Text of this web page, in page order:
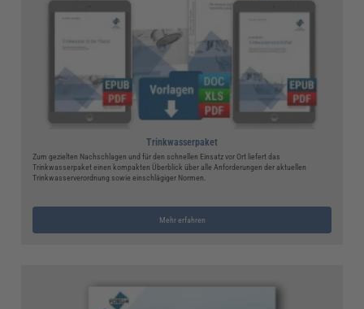
Trinkwasserpaket
Zum gezielten Nachschlagen und für den schnellen Einsatz vor Ort liefert das
Trinkwasserpaket einen kompakten Überblick über alle Anforderungen der aktuellen
Trinkwasserverordnung sowie einschlägiger Normen.
Mehr erfahren